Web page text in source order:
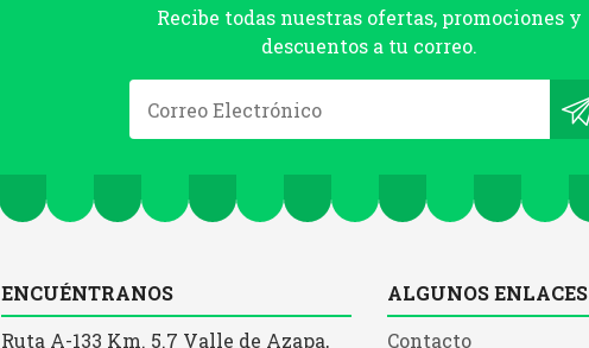
Recibe todas nuestras ofertas, promociones y
descuentos a tu correo.
ENCUÉNTRANOS
Ruta A-133 Km. 5.7 Valle de Azapa,
ALGUNOS ENLACES
Contacto